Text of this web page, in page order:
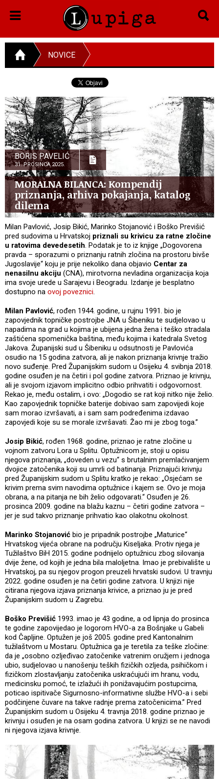
NOVICE
BORIS PAVELIĆ
31. PROSINCA 2025.
MORALNA BILANCA: Kompendij
priznanja, arhiva pokajanja, katalog
dilema
Milan Pavlović, Josip Bikić, Marinko Stojanović i Boško Previšić
pred sudovima u Hrvatskoj priznali su krivicu za ratne zločine
u ratovima devedesetih. Podatak je to iz knjige „Dogovorena
pravda – sporazumi o priznanju ratnih zločina na prostoru bivše
Jugoslavije“ koju je prije nekoliko dana objavio Centar za
nenasilnu akciju (CNA), mirotvorna nevladina organizacija koja
ima svoje urede u Sarajevu i Beogradu. Izdanje je besplatno
dostupno na ovoj poveznici.
Milan Pavlović, rođen 1944. godine, u rujnu 1991. bio je
zapovjednik topničke postrojbe JNA u Šibeniku te sudjelovao u
napadima na grad u kojima je ubijena jedna žena i teško stradala
zaštićena spomenička baština, među kojima i katedrala Svetog
Jakova. Županijski sud u Šibeniku u odsutnosti je Pavlovića
osudio na 15 godina zatvora, ali je nakon priznanja krivnje tražio
novo suđenje. Pred Županijskim sudom u Osijeku 4. svibnja 2018.
godine osuđen je na četiri i pol godine zatvora. Priznao je krivnju,
ali je svojom izjavom implicitno odbio prihvatiti i odgovornost.
Rekao je, među ostalim, i ovo: „Dogodio se rat koji nitko nije želio.
Kao zapovjednik topničke baterije dobivao sam zapovijedi koje
sam morao izvršavati, a i sam sam podređenima izdavao
zapovjedi koje su se morale izvršavati. Žao mi je zbog toga.”
Josip Bikić, rođen 1968. godine, priznao je ratne zločine u
vojnom zatvoru Lora u Splitu. Optužnicom je, stoji u opisu
njegova priznanja, „doveden u vezu“ s brutalnim premlaćivanjem
dvojice zatočenika koji su umrli od batinanja. Priznajući krivnju
pred Županijskim sudom u Splitu kratko je rekao: „Osjećam se
krivim prema svim navodima optužnice i kajem se. Ovo je moja
obrana, a na pitanja ne bih želio odgovarati.“ Osuđen je 26.
prosinca 2009. godine na blažu kaznu – četiri godine zatvora –
jer je sud takvo priznanje prihvatio kao olakotnu okolnost.
Marinko Stojanović bio je pripadnik postrojbe „Maturice“
Hrvatskog vijeća obrane na području Kiseljaka. Protiv njega je
Tužilaštvo BiH 2015. godine podnijelo optužnicu zbog silovanja
dvije žene, od kojih je jedna bila maloljetna. Imao je prebivalište u
Hrvatskoj, pa su njegov progon preuzeli hrvatski sudovi. U travnju
2022. godine osuđen je na četiri godine zatvora. U knjizi nije
citirana njegova izjava priznanja krivice, a priznao ju je pred
Županijskim sudom u Zagrebu.
Boško Previšić 1993. imao je 43 godine, a od lipnja do prosinca
te godine zapovijedao je logorom HVO-a za Bošnjake u Gabeli
kod Čapljine. Optužen je još 2005. godine pred Kantonalnim
tužilaštvom u Mostaru. Optužnica ga je teretila za teške zločine:
da je „osobno ozljeđivao zatočenike vatrenim oružjem i jednoga
ubio, sudjelovao u nanošenju teških fizičkih ozljeda, psihičkom i
fizičkom zlostavljanju zatočenika uskraćujući im hranu, vodu,
medicinsku pomoć, te izlažući ih ponižavajućim postupcima,
poticao ispitivače Sigurnosno-informativne službe HVO-a i sebi
podčinjene čuvare na takve radnje prema zatočenicima.” Pred
Županijskim sudom u Osijeku 4. travnja 2018. godine priznao je
krivnju i osuđen je na osam godina zatvora. U knjizi se ne navodi
ni njegova izjava krivnje.